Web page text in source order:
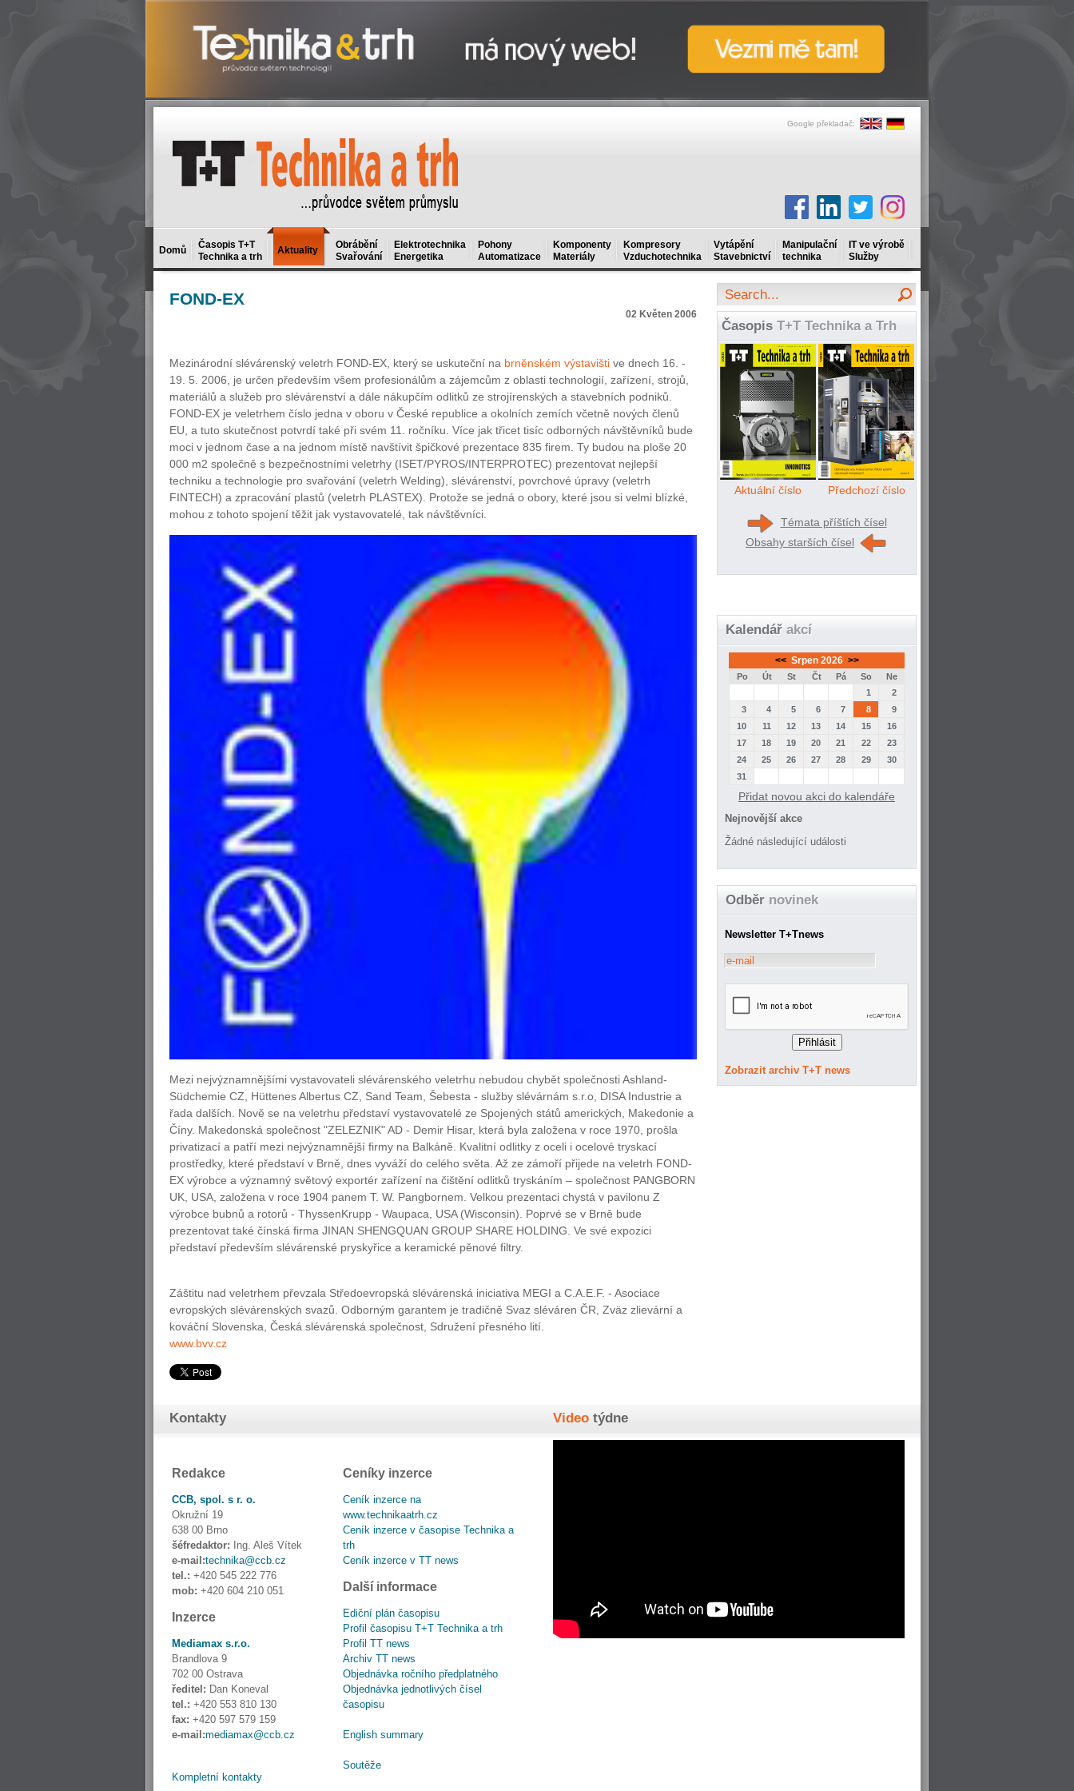
Google překladač:
Domů
Časopis T+T
Technika a trh
Aktuality
Obrábění
Svařování
Elektrotechnika
Energetika
Pohony
Automatizace
Komponenty
Materiály
Kompresory
Vzduchotechnika
Vytápění
Stavebnictví
Manipulační
technika
IT ve výrobě
Služby
FOND-EX
02 Květen 2006
Mezinárodní slévárenský veletrh FOND-EX, který se uskuteční na brněnském výstavišti ve dnech 16. -
19. 5. 2006, je určen především všem profesionálům a zájemcům z oblasti technologií, zařízení, strojů,
materiálů a služeb pro slévárenství a dále nákupčím odlitků ze strojírenských a stavebních podniků.
FOND-EX je veletrhem číslo jedna v oboru v České republice a okolních zemích včetně nových členů
EU, a tuto skutečnost potvrdí také při svém 11. ročníku. Více jak třicet tisíc odborných návštěvníků bude
moci v jednom čase a na jednom místě navštívit špičkové prezentace 835 firem. Ty budou na ploše 20
000 m2 společně s bezpečnostními veletrhy (ISET/PYROS/INTERPROTEC) prezentovat nejlepší
techniku a technologie pro svařování (veletrh Welding), slévárenství, povrchové úpravy (veletrh
FINTECH) a zpracování plastů (veletrh PLASTEX). Protože se jedná o obory, které jsou si velmi blízké,
mohou z tohoto spojení těžit jak vystavovatelé, tak návštěvníci.
Mezi nejvýznamnějšími vystavovateli slévárenského veletrhu nebudou chybět společnosti Ashland-
Südchemie CZ, Hüttenes Albertus CZ, Sand Team, Šebesta - služby slévárnám s.r.o, DISA Industrie a
řada dalších. Nově se na veletrhu představí vystavovatelé ze Spojených států amerických, Makedonie a
Číny. Makedonská společnost "ZELEZNIK" AD - Demir Hisar, která byla založena v roce 1970, prošla
privatizací a patří mezi nejvýznamnější firmy na Balkáně. Kvalitní odlitky z oceli i ocelové tryskací
prostředky, které představí v Brně, dnes vyváží do celého světa. Až ze zámoří přijede na veletrh FOND-
EX výrobce a významný světový exportér zařízení na čištění odlitků tryskáním – společnost PANGBORN
UK, USA, založena v roce 1904 panem T. W. Pangbornem. Velkou prezentaci chystá v pavilonu Z
výrobce bubnů a rotorů - ThyssenKrupp - Waupaca, USA (Wisconsin). Poprvé se v Brně bude
prezentovat také čínská firma JINAN SHENGQUAN GROUP SHARE HOLDING. Ve své expozici
představí především slévárenské pryskyřice a keramické pěnové filtry.
Záštitu nad veletrhem převzala Středoevropská slévárenská iniciativa MEGI a C.A.E.F. - Asociace
evropských slévárenských svazů. Odborným garantem je tradičně Svaz sléváren ČR, Zväz zlievární a
kováční Slovenska, Česká slévárenská společnost, Sdružení přesného lití.
www.bvv.cz
Časopis T+T Technika a Trh
Aktuální číslo Předchozí číslo
Témata příštích čísel
Obsahy starších čísel
Kalendář akcí
<< Srpen 2026 >>
Po Út St Čt Pá So
Ne
1
2
3
4 5 6 7 8
9
10
11 12 13 14 15
16
17
18 19 20 21 22
23
24
25 26 27 28 29
30
31
Přidat novou akci do kalendáře
Nejnovější akce
Žádné následující události
Odběr novinek
Newsletter T+Tnews
Zobrazit archiv T+T news
Kontakty
Redakce
CCB, spol. s r. o.
Okružní 19
638 00 Brno
šéfredaktor: Ing. Aleš Vítek
e-mail:technika@ccb.cz
tel.: +420 545 222 776
mob: +420 604 210 051
Inzerce
Mediamax s.r.o.
Brandlova 9
702 00 Ostrava
ředitel: Dan Koneval
tel.: +420 553 810 130
fax: +420 597 579 159
e-mail:mediamax@ccb.cz
Kompletní kontakty
Ceníky inzerce
Ceník inzerce na
www.technikaatrh.cz
Ceník inzerce v časopise Technika a
trh
Ceník inzerce v TT news
Další informace
Ediční plán časopisu
Profil časopisu T+T Technika a trh
Profil TT news
Archiv TT news
Objednávka ročního předplatného
Objednávka jednotlivých čísel
časopisu
English summary
Soutěže
Video týdne